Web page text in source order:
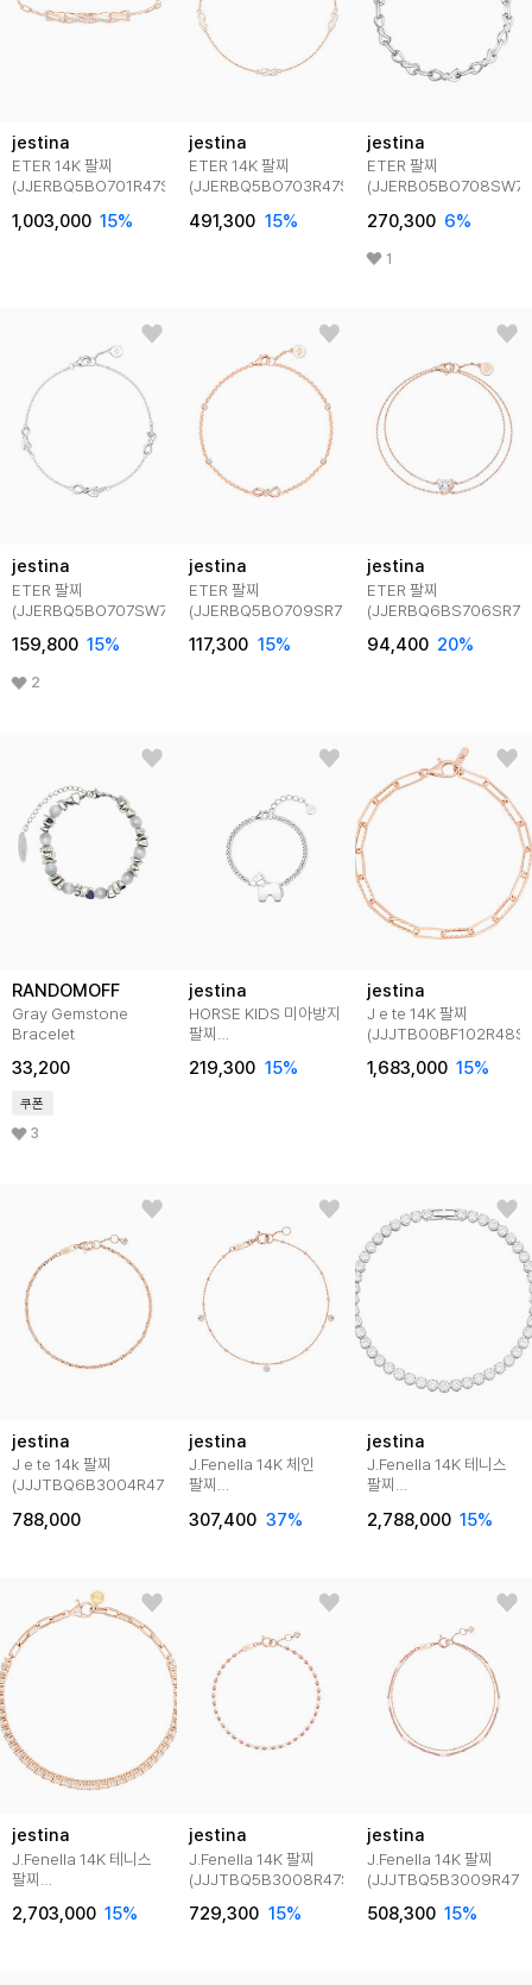
jestina
ETER 14K 팔찌
(JJERBQ5BO701R47S0)
1,003,000 15%
jestina
ETER 14K 팔찌
(JJERBQ5BO703R47S0)
491,300 15%
jestina
ETER 팔찌
270,300 6%
1
jestina
ETER 팔찌
(JJERBQ5BO707SW7S0)
159,800 15%
2
jestina
ETER 팔찌
(JJERBQ5BO709SR7S0)
117,300 15%
jestina
ETER 팔찌
94,400 20%
RANDOMOFF
Gray Gemstone
Bracelet
33,200
쿠폰
3
jestina
HORSE KIDS 미아방지
팔찌
219,300 15%
jestina
J e te 14K 팔찌
1,683,000 15%
jestina
J e te 14k 팔찌
(JJJTBQ6B3004R47S0)
788,000
jestina
J.Fenella 14K 체인
팔찌
307,400 37%
jestina
J.Fenella 14K 테니스
팔찌
2,788,000 15%
jestina
J.Fenella 14K 테니스
팔찌
2,703,000 15%
jestina
J.Fenella 14K 팔찌
(JJJTBQ5B3008R47S0)
729,300 15%
jestina
J.Fenella 14K 팔찌
508,300 15%